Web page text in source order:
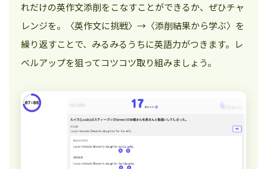
れだけの英作文添削をこなすことができるか、ぜひチャ
レンジを。〈英作文に挑戦〉→〈添削結果から学ぶ〉を
繰り返すことで、みるみるうちに英語力がつきます。レ
ベルアップを狙ってコツコツ取り組みましょう。